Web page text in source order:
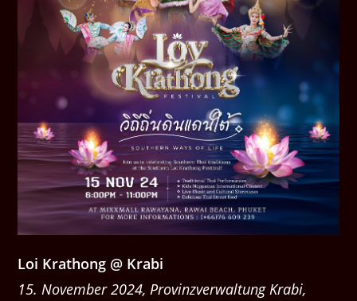
Loi Krathong @ Krabi
15. November 2024, Provinzverwaltung Krabi,